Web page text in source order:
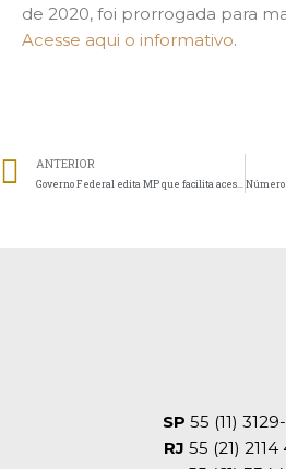
de 2020, foi prorrogada para
Acesse aqui o informativo.
ANTERIOR
SP 55 (11)
RJ 55 (21)